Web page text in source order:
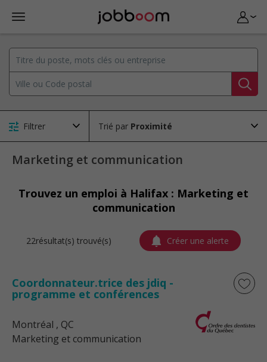
Filtrer Trié par
Marketing et communication
Trouvez un emploi à Halifax : Marketing et
communication
22résultat(s) trouvé(s) Créer une alerte
Coordonnateur.trice des jdiq -
programme et conférences
Montréal , QC
Marketing et communication